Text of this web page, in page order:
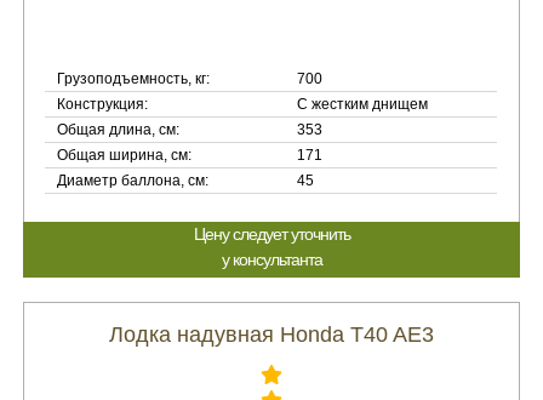
Грузоподъемность, кг:
700
Конструкция:
С жестким днищем
Общая длина, см:
353
Общая ширина, см:
171
Диаметр баллона, см:
45
Цену следует уточнить
у консультанта
Лодка надувная Honda T40 AE3